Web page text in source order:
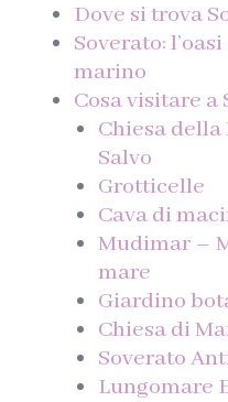
Dove si trova
Soverato:
marino
Cosa visitare a
Chiesa
Salvo
Grotticelle
Cava di
Mudimar –
mare
Giardino
Chiesa di
Soverato
Lungomare